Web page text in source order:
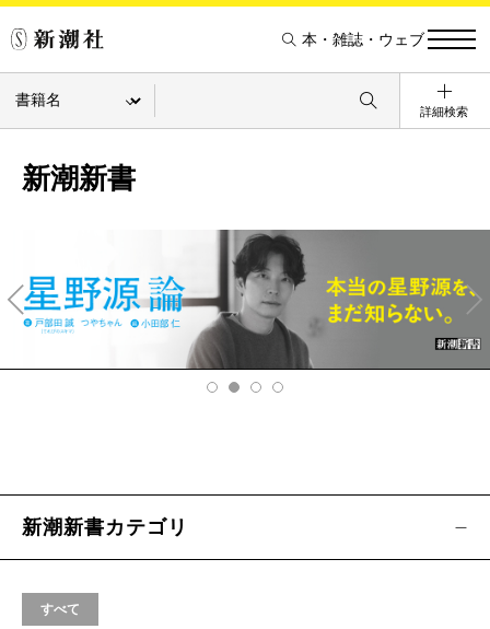
本・雑誌・ウェブ
詳細検索
新潮新書
v
Ne
xt
新潮新書カテゴリ
すべて